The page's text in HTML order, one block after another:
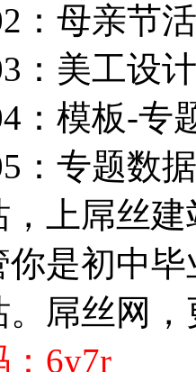
：母亲节
：美工设
：模板-专
：专题数
上屌丝
是初中
屌丝网
：6y7r